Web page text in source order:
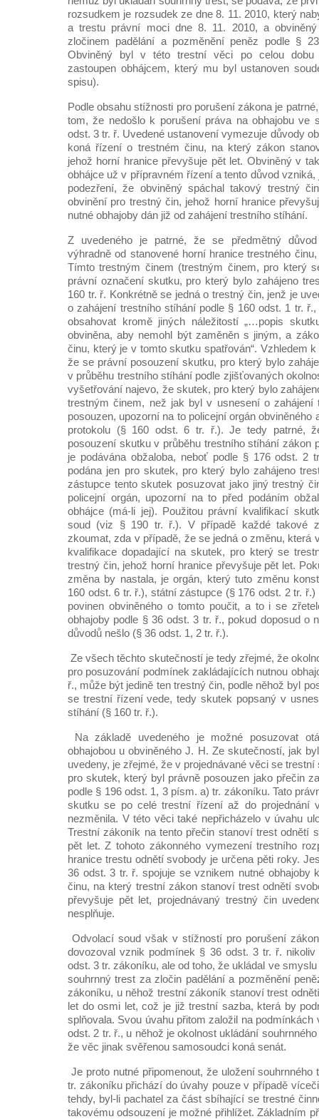
rozsudkem je rozsudek ze dne 8. 11. 2010, který
a trestu právní moci dne 8. 11. 2010, a
zločinem padělání a pozměnění peněz podle §
Obviněný byl v této trestní věci po celou dobu
zastoupen obhájcem, který mu byl ustanoven
spisu).
Podle obsahu stížnosti pro porušení zákona je
tom, že nedošlo k porušení práva na obhajobu ve
odst. 3 tr. ř. Uvedené ustanovení vymezuje důvody
koná řízení o trestném činu, na který zákon
jehož horní hranice převyšuje pět let. Obviněný v
obhájce už v přípravném řízení a tento důvod vzniká,
podezření, že obviněný spáchal takový trestný
obvinění pro trestný čin, jehož horní hranice
nutné obhajoby dán již od zahájení trestního stíhání.
Z uvedeného je patrné, že se předmětný
výhradně od stanovené horní hranice trestného
Tímto trestným činem (trestným činem, pro který
právní označení skutku, pro který bylo zahájeno
160 tr. ř. Konkrétně se jedná o trestný čin, jenž je
o zahájení trestního stíhání podle § 160 odst. 1 tr.
obsahovat kromě jiných náležitostí „…popis
obviněna, aby nemohl být zaměněn s jiným, a
činu, který je v tomto skutku spatřován“. Vzhledem
že se právní posouzení skutku, pro který bylo
v průběhu trestního stíhání podle zjišťovaných
vyšetřování najevo, že skutek, pro který bylo
trestným činem, než jak byl v usnesení o zahájení
posouzen, upozorní na to policejní orgán obviněného
protokolu (§ 160 odst. 6 tr. ř.). Je tedy patrné,
posouzení skutku v průběhu trestního stíhání zákon
je podávána obžaloba, neboť podle § 176 odst. 2
podána jen pro skutek, pro který bylo zahájeno
zástupce tento skutek posuzovat jako jiný trestný
policejní orgán, upozorní na to před podáním
obhájce (má-li jej). Použitou právní kvalifikací
soud (viz § 190 tr. ř.). V případě každé takové
zkoumat, zda v případě, že se jedná o změnu, která
kvalifikace dopadající na skutek, pro který se
trestný čin, jehož horní hranice převyšuje pět let.
změna by nastala, je orgán, který tuto změnu
160 odst. 6 tr. ř.), státní zástupce (§ 176 odst. 2 tr.
povinen obviněného o tomto poučit, a to i se
obhajoby podle § 36 odst. 3 tr. ř., pokud doposud o
důvodů nešlo (§ 36 odst. 1, 2 tr. ř.).
Ze všech těchto skutečností je tedy zřejmé, že
pro posuzování podmínek zakládajících nutnou
ř., může být jedině ten trestný čin, podle něhož byl
se trestní řízení vede, tedy skutek popsaný v
stíhání (§ 160 tr. ř.).
Na základě uvedeného je možné posuzovat
obhajobou u obviněného J. H. Ze skutečností, jak
uvedeny, je zřejmé, že v projednávané věci se
pro skutek, který byl právně posouzen jako přečin
podle § 196 odst. 1, 3 písm. a) tr. zákoníku. Tato
skutku se po celé trestní řízení až do projednání
nezměnila. V této věci také nepřicházelo v úvahu
Trestní zákoník na tento přečin stanoví trest odnětí
pět let. Z tohoto zákonného vymezení trestního
hranice trestu odnětí svobody je určena pěti roky.
36 odst. 3 tr. ř. spojuje se vznikem nutné obhajoby
činu, na který trestní zákon stanoví trest odnětí
převyšuje pět let, projednávaný trestný čin
nesplňuje.
Odvolací soud však v stížností pro porušení
dovozoval vznik podmínek § 36 odst. 3 tr. ř.
odst. 3 tr. zákoníku, ale od toho, že ukládal ve
souhrnný trest za zločin padělání a pozměnění
zákoníku, u něhož trestní zákoník stanoví trest
let do osmi let, což je již trestní sazba, která by
splňovala. Svou úvahu přitom založil na
odst. 2 tr. ř., u něhož je okolnost ukládání
že věc jinak svěřenou samosoudci koná senát.
Je proto nutné připomenout, že uložení souhrnného
tr. zákoníku přichází do úvahy pouze v případě
tehdy, byl-li pachatel za část sbíhající se trestné
takovému odsouzení je možné přihlížet. Základním